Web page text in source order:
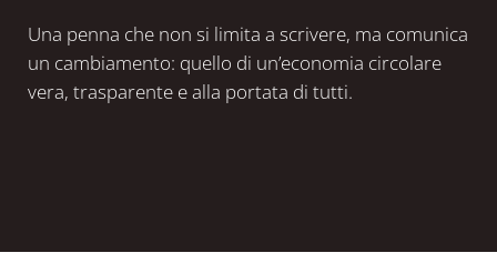
Una penna che non si limita a scrivere, ma comunica
un cambiamento: quello di un’economia circolare
vera, trasparente e alla portata di tutti.